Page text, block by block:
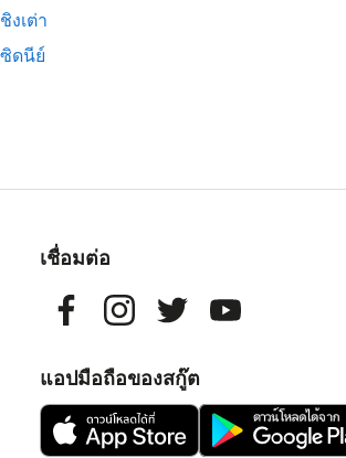
ชิงเต่า
ซิดนีย์
เชื่อมต่อ
แอปมือถือของสกู๊ต